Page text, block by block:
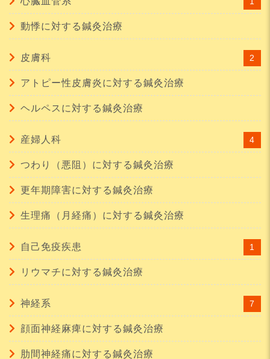
動悸に対する鍼灸治療
皮膚科 2
アトピー性皮膚炎に対する鍼灸治療
ヘルペスに対する鍼灸治療
産婦人科 4
つわり（悪阻）に対する鍼灸治療
更年期障害に対する鍼灸治療
生理痛（月経痛）に対する鍼灸治療
自己免疫疾患 1
リウマチに対する鍼灸治療
神経系 7
顔面神経麻痺に対する鍼灸治療
肋間神経痛に対する鍼灸治療